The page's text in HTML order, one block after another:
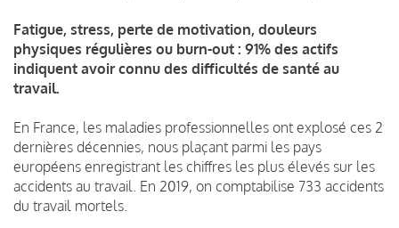
Fatigue, stress, perte de motivation, douleurs
physiques régulières ou burn-out : 91% des actifs
indiquent avoir connu des difficultés de santé au
travail.
En France, les maladies professionnelles ont explosé ces 2
dernières décennies, nous plaçant parmi les pays
européens enregistrant les chiffres les plus élevés sur les
accidents au travail. En 2019, on comptabilise 733 accidents
du travail mortels.